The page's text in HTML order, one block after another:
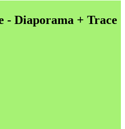
- Diaporama + Trace